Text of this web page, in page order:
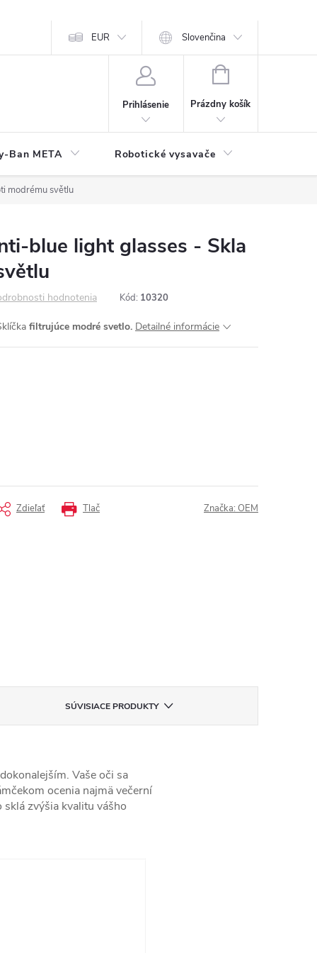
EUR Slovenčina
Prihlásenie
NÁKUPNÝ
Prázdny košík
Ban META Robotické vysavače
modrému světlu
blue light glasses - Skla
hodnotenia Kód: 10320
filtrujúce modré svetlo. Detailné informácie
Tlač
Zdieľať Značka: OEM
SÚVISIACE PRODUKTY
Vaše oči sa
ocenia najmä večerní
zvýšia kvalitu vášho